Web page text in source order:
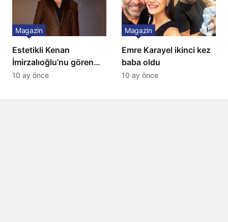
Estetikli Kenan
İmirzalıoğlu’nu gören
tanıyamıyor: Son hali
Magazin
10 ay önce
Emre Karayel ikinci kez
baba oldu
Magazin
10 ay önce